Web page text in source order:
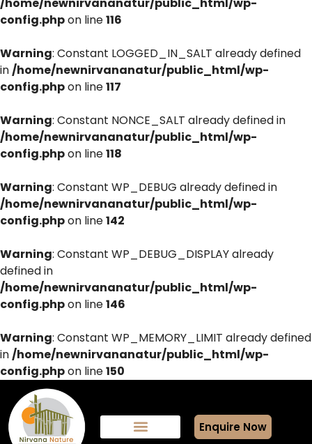
config.phpon line116
Warning: Constant LOGGED_IN_SALT already defined
in/home/newnirvananatur/public_html/wp-
config.phpon line117
Warning: Constant NONCE_SALT already defined in
/home/newnirvananatur/public_html/wp-
config.phpon line118
Warning: Constant WP_DEBUG already defined in
/home/newnirvananatur/public_html/wp-
config.phpon line142
Warning: Constant WP_DEBUG_DISPLAY already
defined in
/home/newnirvananatur/public_html/wp-
config.phpon line146
Warning: Constant WP_MEMORY_LIMIT already defined
in/home/newnirvananatur/public_html/wp-
config.phpon line150
Enquire Now